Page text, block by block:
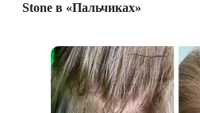
Stone в «Пальчиках»